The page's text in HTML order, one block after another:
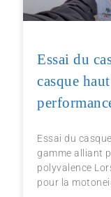
Essai du
casque
Essai du
gamme alliant
polyvalence
pour la